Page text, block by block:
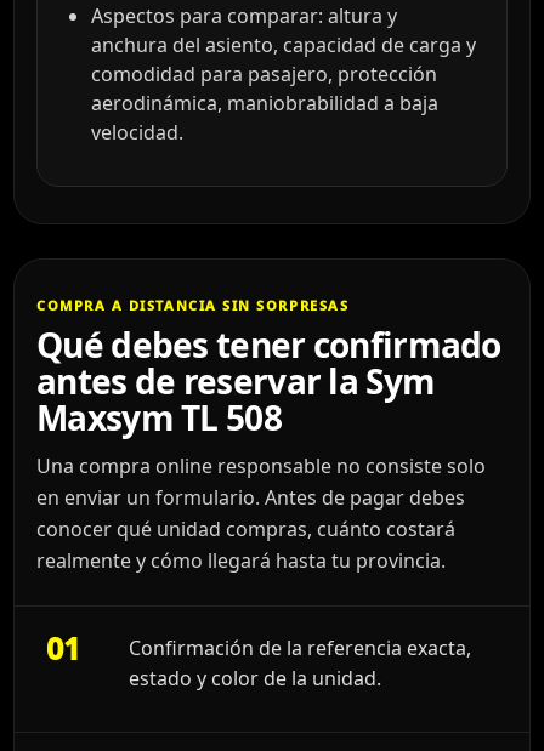
Aspectos para comparar: altura y
anchura del asiento, capacidad de carga y
comodidad para pasajero, protección
aerodinámica, maniobrabilidad a baja
velocidad.
COMPRA A DISTANCIA SIN SORPRESAS
Qué debes tener confirmado
antes de reservar la Sym
Maxsym TL 508
Una compra online responsable no consiste solo
en enviar un formulario. Antes de pagar debes
conocer qué unidad compras, cuánto costará
realmente y cómo llegará hasta tu provincia.
01
Confirmación de la referencia exacta,
estado y color de la unidad.